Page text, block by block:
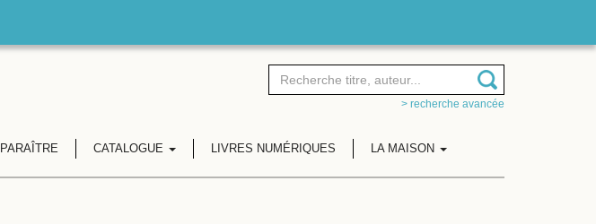
> recherche avancée
CATALOGUE LIVRES NUMÉRIQUES LA MAISON